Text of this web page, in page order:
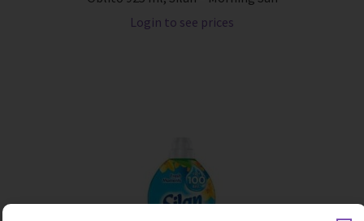
Login to see prices